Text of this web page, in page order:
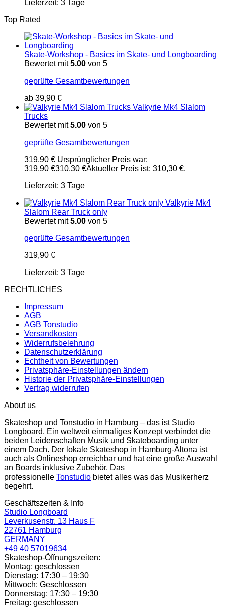
Lieferzeit: 3 Tage
Top Rated
Skate-Workshop - Basics im Skate- und Longboarding
Bewertet mit5.00 von 5
geprüfte Gesamtbewertungen
ab 39,90 €
Valkyrie Mk4 Slalom
Trucks
Bewertet mit5.00 von 5
geprüfte Gesamtbewertungen
319,90€ Ursprünglicher Preis war:
319,90 €310,30 €Aktueller Preis ist: 310,30 €.
Lieferzeit: 3 Tage
Valkyrie Mk4
Slalom Rear Truck only
Bewertet mit5.00 von 5
geprüfte Gesamtbewertungen
319,90 €
Lieferzeit: 3 Tage
RECHTLICHES
Impressum
AGB
AGB Tonstudio
Versandkosten
Widerrufsbelehrung
Datenschutzerklärung
Echtheit von Bewertungen
Privatsphäre-Einstellungen ändern
Historie der Privatsphäre-Einstellungen
Vertrag widerrufen
About us
Skateshop und Tonstudio in Hamburg – das ist Studio
Longboard. Ein weltweit einmaliges Konzept verbindet die
beiden Leidenschaften Musik und Skateboarding unter
einem Dach. Der lokale Skateshop in Hamburg-Altona ist
auch als Onlineshop erreichbar und hat eine große Auswahl
an Boards inklusive Zubehör. Das
professionelle Tonstudio bietet alles was das Musikerherz
begehrt.
Geschäftszeiten & Info
Studio Longboard
Leverkusenstr. 13 Haus F
22761 Hamburg
GERMANY
+49 40 57019634
Skateshop-Öffnungszeiten:
Montag: geschlossen
Dienstag: 17:30 – 19:30
Mittwoch: Geschlossen
Donnerstag: 17:30 – 19:30
Freitag: geschlossen